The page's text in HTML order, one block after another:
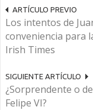
ARTÍCULO PREVIO
Los intentos de
conveniencia para
Irish Times
SIGUIENTE ARTÍCULO
¿Sorprendente o
Felipe VI?